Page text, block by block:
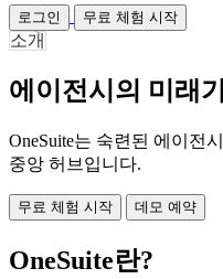
로그인 무료 체험 시작
소개
에이전시의 미래
OneSuite는 숙련된 에이전
중앙 허브입니다.
무료 체험 시작 데모 예약
OneSuite란?